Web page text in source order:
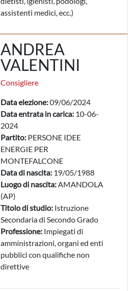
assistenti medici, ecc.)
ANDREA
VALENTINI
Consigliere
Data elezione:09/06/2024
Data entrata in carica: 10-06-
2024
Partito: PERSONE IDEE
ENERGIE PER
MONTEFALCONE
Data di nascita: 19/05/1988
Luogo di nascita:AMANDOLA
(AP)
Titolo di studio: Istruzione
Secondaria di Secondo Grado
Professione: Impiegati di
amministrazioni, organi ed enti
pubblici con qualifiche non
direttive